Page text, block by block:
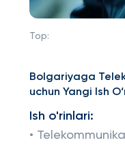
Top:
Bolgariyaga
uchun Yangi Ish
Ish o'rinlari:
•